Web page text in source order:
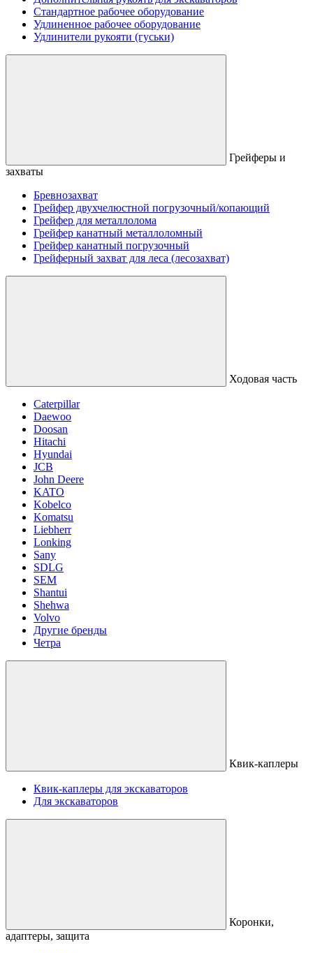
Стандартное рабочее оборудование
Удлиненное рабочее оборудование
Удлинители рукояти (гуськи)
Грейферы и
захваты
Бревнозахват
Грейфер двухчелюстной погрузочный/копающий
Грейфер для металлолома
Грейфер канатный металлоломный
Грейфер канатный погрузочный
Грейферный захват для леса (лесозахват)
Ходовая часть
Caterpillar
Daewoo
Doosan
Hitachi
Hyundai
JCB
John Deere
KATO
Kobelco
Komatsu
Liebherr
Lonking
Sany
SDLG
SEM
Shantui
Shehwa
Volvo
Другие бренды
Четра
Квик-каплеры
Квик-каплеры для экскаваторов
Для экскаваторов
Коронки,
адаптеры, защита